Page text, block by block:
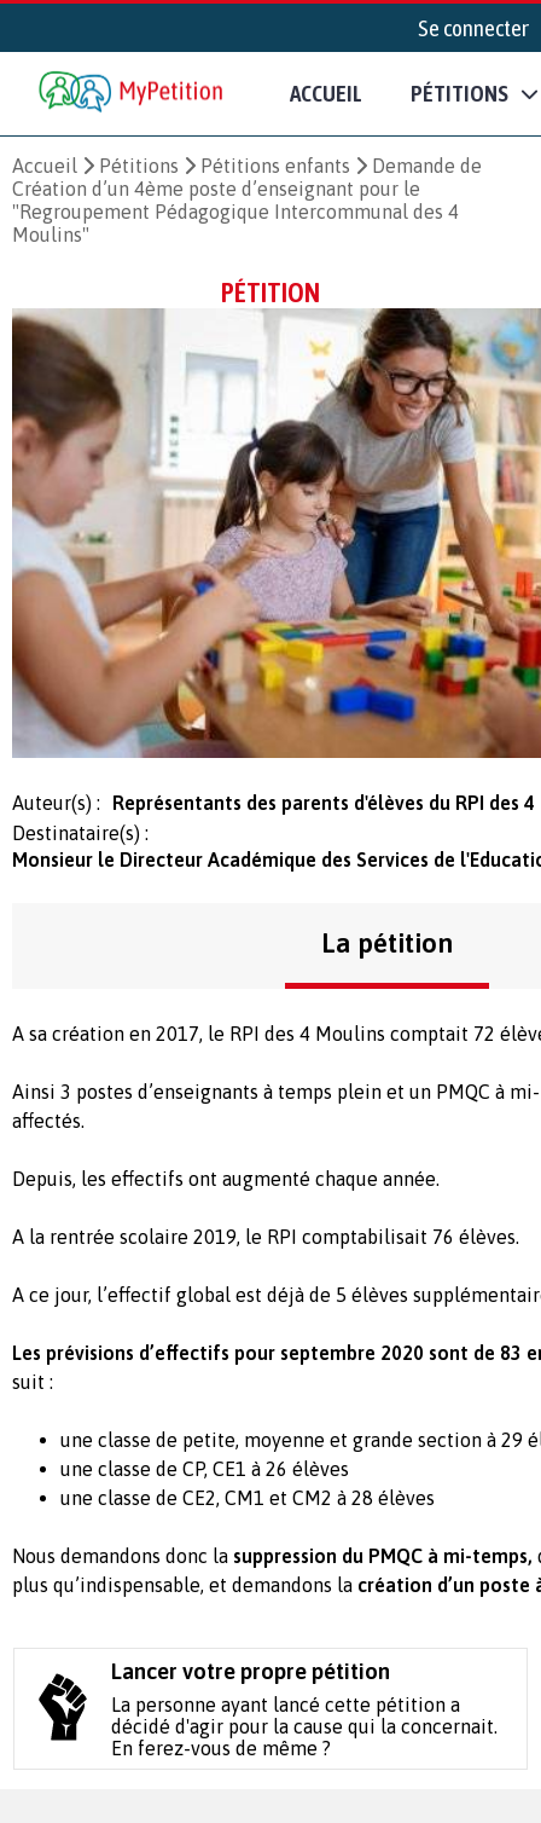
Se connecter
ACCUEIL PÉTITIONS
Accueil Pétitions Pétitions enfants
Demande de
Création d’un 4ème poste d’enseignant pour le
"Regroupement Pédagogique Intercommunal des 4
Moulins"
PÉTITION
Auteur(s) :
Représentants des parents d'élèves du RPI des
Destinataire(s) :
Monsieur le Directeur Académique des Services de
La pétition
A sa création en 2017, le RPI des 4 Moulins comptait 72
Ainsi 3 postes d’enseignants à temps plein et un PMQC à
affectés.
Depuis, les effectifs ont augmenté chaque année.
A la rentrée scolaire 2019, le RPI comptabilisait 76 élèves.
A ce jour, l’effectif global est déjà de 5 élèves
Les prévisions d’effectifs pour septembre 2020 sont de 83
suit :
une classe de petite, moyenne et grande section à 29
une classe de CP, CE1 à 26 élèves
une classe de CE2, CM1 et CM2 à 28 élèves
Nous demandons donc la suppression du PMQC à mi-temps,
plus qu’indispensable, et demandons la création d’un poste
Lancer votre propre pétition
La personne ayant lancé cette pétition a
décidé d'agir pour la cause qui la concernait.
En ferez-vous de même ?